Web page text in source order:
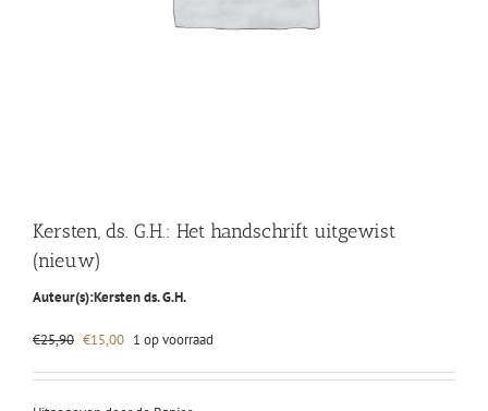
Kersten, ds. G.H.: Het handschrift uitgewist
(nieuw)
Auteur(s):Kersten ds. G.H.
€25,90 Oorspronkelijke
was:
€15,00Huidige
is:
1 op voorraad